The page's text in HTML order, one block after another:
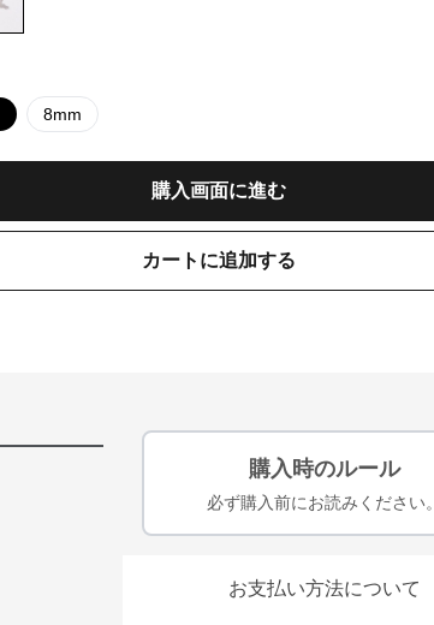
8mm
購入画面に進む
カートに追加する
購入時のルール
必ず購入前にお読みください。
お支払い方法について